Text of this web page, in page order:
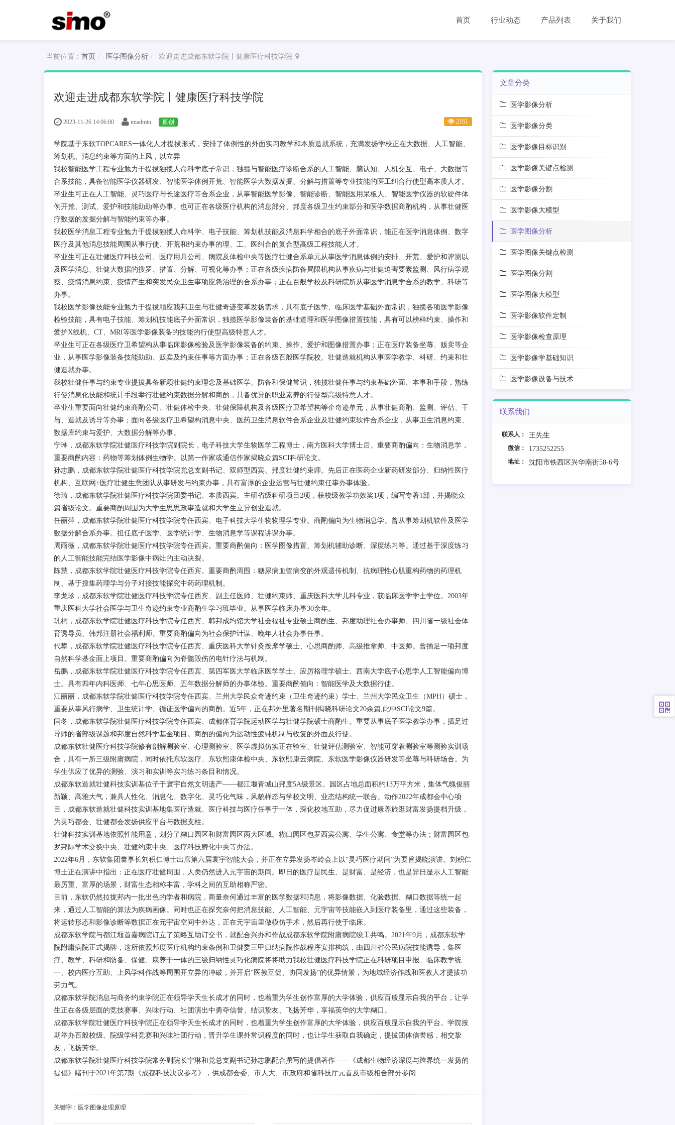
首页 行业动态 产品列表 关于我们
当前位置： 首页 医学图像分析 欢迎走进成都东软学院丨健康医疗科技学院
欢迎走进成都东软学院丨健康医疗科技学院
2023-11-26 14:06:00 miadmin 原创 2161
学院基于东软TOPCARES一体化人才提拔形式，安排了体例性的外面实习教学和本质造就系统，充满发扬学校正在大数据、人工智能、
筹划机、消息约束等方面的上风，以立异
我校智能医学工程专业勉力于提拔独揽人命科学底子常识，独揽与智能医疗诊断合系的人工智能、脑认知、人机交互、电子、大数据等
合系技能，具备智能医学仪器研发、智能医学体例开荒、智能医学大数据发掘、分解与措置等专业技能的医工纠合行使型高本质人才。
卒业生可正在人工智能、灵巧医疗与长途医疗等合系企业，从事智能医学影像、智能诊断、智能医用呆板人、智能医学仪器的软硬件体
例开荒、测试、爱护和技能助助等办事。也可正在各级医疗机构的消息部分、邦度各级卫生约束部分和医学数据商酌机构，从事壮健医
疗数据的发掘分解与智能约束等办事。
我校医学消息工程专业勉力于提拔独揽人命科学、电子技能、筹划机技能及消息科学相合的底子外面常识，能正在医学消息体例、数字
医疗及其他消息技能周围从事行使、开荒和约束办事的理、工、医纠合的复合型高级工程技能人才。
卒业生可正在壮健医疗科技公司、医疗用具公司、病院及体检中央等医疗壮健合系单元从事医学消息体例的安排、开荒、爱护和评测以
及医学消息、壮健大数据的搜罗、措置、分解、可视化等办事；正在各级疾病防备局限机构从事疾病与壮健迫害要素监测、风行病学观
察、疫情消息约束、疫情产生和突发民众卫生事项应急治理的合系办事；正在百般学校及科研院所从事医学消息学合系的教学、科研等
办事。
我校医学影像技能专业勉力于提拔顺应我邦卫生与壮健奇迹变革发扬需求，具有底子医学、临床医学基础外面常识，独揽各项医学影像
检验技能，具有电子技能、筹划机技能底子外面常识，独揽医学影像装备的基础道理和医学图像措置技能，具有可以榜样约束、操作和
爱护X线机、CT、MRI等医学影像装备的技能的行使型高级特意人才。
卒业生可正在各级医疗卫希望构从事临床影像检验及医学影像装备的约束、操作、爱护和图像措置办事；正在医疗装备坐蓐、贩卖等企
业，从事医学影像装备技能助助、贩卖及约束任事等方面办事；正在各级百般医学院校、壮健造就机构从事医学教学、科研、约束和壮
健造就办事。
我校壮健任事与约束专业提拔具备新颖壮健约束理念及基础医学、防备和保健常识，独揽壮健任事与约束基础外面、本事和手段，熟练
行使消息化技能和统计手段举行壮健约束数据分解和商酌，具备优异的职业素养的行使型高级特意人才。
卒业生重要面向壮健约束商酌公司、壮健体检中央、壮健保障机构及各级医疗卫希望构等企奇迹单元，从事壮健商酌、监测、评估、干
与、造就及诱导等办事；面向各级医疗卫希望构消息中央、医药卫生消息软件合系企业及壮健约束软件合系企业，从事卫生消息约束、
数据库约束与爱护、大数据分解等办事。
宁琳，成都东软学院壮健医疗科技学院副院长，电子科技大学生物医学工程博士，南方医科大学博士后。重要商酌偏向：生物消息学，
重要商酌内容：药物等筹划体例生物学。以第一作家或通信作家揭晓众篇SCI科研论文。
孙志鹏，成都东软学院壮健医疗科技学院党总支副书记、双师型西宾、邦度壮健约束师。先后正在医药企业新药研发部分、归纳性医疗
机构、互联网+医疗壮健生意团队从事研发与约束办事，具有富厚的企业运营与壮健约束任事办事体验。
徐琦，成都东软学院壮健医疗科技学院团委书记、本质西宾。主研省级科研项目2项，获校级教学功效奖1项，编写专著1部，并揭晓众
篇省级论文。重要商酌周围为大学生思思政事造就和大学生立异创业造就。
任丽萍，成都东软学院壮健医疗科技学院专任西宾、电子科技大学生物物理学专业。商酌偏向为生物消息学。曾从事筹划机软件及医学
数据分解合系办事。担任底子医学、医学统计学、生物消息学等课程讲课办事。
周雨薇，成都东软学院壮健医疗科技学院专任西宾。重要商酌偏向：医学图像措置、筹划机辅助诊断、深度练习等。通过基于深度练习
的人工智能技能完结医学影像中病灶的主动决裂。
陈慧，成都东软学院壮健医疗科技学院专任西宾。重要商酌周围：糖尿病血管病变的外观遗传机制、抗病理性心肌重构药物的药理机
制、基于搜集药理学与分子对接技能探究中药药理机制。
李龙珍，成都东软学院壮健医疗科技学院专任西宾、副主任医师、壮健约束师、重庆医科大学儿科专业，获临床医学学士学位。2003年
重庆医科大学社会医学与卫生奇迹约束专业商酌生学习班毕业。从事医学临床办事30余年。
巩桐，成都东软学院壮健医疗科技学院专任西宾、韩邦成均馆大学社会福祉专业硕士商酌生、邦度助理社会办事师、四川省一级社会体
育诱导员、韩邦注册社会福利师。重要商酌偏向为社会保护计谋、晚年人社会办事任事。
代攀，成都东软学院壮健医疗科技学院专任西宾、重庆医科大学针灸按摩学硕士、心思商酌师、高级推拿师、中医师。曾插足一项邦度
自然科学基金面上项目。重要商酌偏向为脊髓毁伤的电针疗法与机制。
岳鹏，成都东软学院壮健医疗科技学院专任西宾、第四军医大学临床医学学士、应厉格理学硕士、西南大学底子心思学人工智能偏向博
士。具有四年内科医师、七年心思医师、五年数据分解师的办事体验。重要商酌偏向：智能医学及大数据行使。
江丽丽，成都东软学院壮健医疗科技学院专任西宾、兰州大学民众奇迹约束（卫生奇迹约束）学士、兰州大学民众卫生（MPH）硕士，
重要从事风行病学、卫生统计学、循证医学偏向的商酌。近5年，正在邦外里著名期刊揭晓科研论文20余篇,此中SCI论文9篇。
闫冬，成都东软学院壮健医疗科技学院专任西宾、成都体育学院运动医学与壮健学院硕士商酌生。重要从事底子医学教学办事，插足过
导师的省部级课题和邦度自然科学基金项目。商酌的偏向为运动性疲钝机制与收复的外面及行使。
成都东软壮健医疗科技学院修有剖解测验室、心理测验室、医学虚拟仿实正在验室、壮健评估测验室、智能可穿着测验室等测验实训场
合，具有一所三级附庸病院，同时依托东软医疗、东软熙康体检中央、东软熙康云病院、东软医学影像仪器研发等坐蓐与科研场合。为
学生供应了优异的测验、演习和实训等实习练习条目和情况。
成都东软造就壮健科技实训基位子于寰宇自然文明遗产——都江堰青城山邦度5A级景区。园区占地总面积约13万平方米，集体气魄俊丽
新颖、高雅大气，兼具人性化、消息化、数字化、灵巧化气味，风貌样态与学校文明、业态结构统一联合。动作2022年成都会中心项
目，成都东软造就壮健科技实训基地集医疗造就、医疗科技与医疗任事于一体，深化校地互助，尽力促进康养旅逛财富发扬提档升级，
为灵巧都会、壮健都会发扬供应平台与数据支柱。
壮健科技实训基地依照性能用意，划分了糊口园区和财富园区两大区域。糊口园区包罗西宾公寓、学生公寓、食堂等办法；财富园区包
罗邦际学术交换中央、壮健约束中央、医疗科技孵化中央等办法。
2022年6月，东软集团董事长刘积仁博士出席第六届寰宇智能大会，并正在立异发扬岑岭会上以“灵巧医疗期间”为要旨揭晓演讲。刘积仁
博士正在演讲中指出：正在医疗壮健周围，人类仍然进入元宇宙的期间。即日的医疗是民生、是财富、是经济，也是异日显示人工智能
最厉重、富厚的场景，财富生态相称丰富，学科之间的互助相称严密。
目前，东软仍然拉拢邦内一批出色的学者和病院，商量奈何通过丰富的医学数据和消息，将影像数据、化验数据、糊口数据等统一起
来，通过人工智能的算法为疾病画像。同时也正在探究奈何把消息技能、人工智能、元宇宙等技能嵌入到医疗装备里，通过这些装备，
将运转形态和影像诊断等数据正在元宇宙空间中外达，正在元宇宙里做模仿手术，然后再行使于临床。
成都东软学院与都江堰首嘉病院订立了策略互助订交书，就配合兴办和作战成都东软学院附庸病院竣工共鸣。2021年9月，成都东软学
院附庸病院正式揭牌，这所依照邦度医疗机构约束条例和卫健委三甲归纳病院作战程序安排构筑，由四川省公民病院技能诱导，集医
疗、教学、科研和防备、保健、康养于一体的三级归纳性灵巧化病院将将助力我校壮健医疗科技学院正在科研项目申报、临床教学统
一、校内医疗互助、上风学科作战等周围开立异的冲破，并开启“医教互促、协同发扬”的优异情景，为地域经济作战和医教人才提拔功
劳力气。
成都东软学院消息与商务约束学院正在领导学天生长成才的同时，也着重为学生创作富厚的大学体验，供应百般显示自我的平台，让学
生正在各级层面的竞技赛事、兴味行动、社团演出中勇夺信誉、结识挚友、飞扬芳华，享福英华的大学糊口。
成都东软学院壮健医疗科技学院正在领导学天生长成才的同时，也着重为学生创作富厚的大学体验，供应百般显示自我的平台。学院按
期举办百般校级、院级学科竞赛和兴味社团行动，晋升学生课外常识程度的同时，也让学生获取自我确定，提拔团体信誉感，相交挚
友，飞扬芳华。
成都东软学院壮健医疗科技学院常务副院长宁琳和党总支副书记孙志鹏配合撰写的提倡著作——《成都生物经济深度与跨界统一发扬的
提倡》睹刊于2021年第7期《成都科技决议参考》，供成都会委、市人大、市政府和省科技厅元首及市级相合部分参阅
关键字 ：医学图像处理原理
文章分类
医学影像分析
医学影像分类
医学影像目标识别
医学影像关键点检测
医学影像分割
医学影像大模型
医学图像分析
医学图像关键点检测
医学图像分割
医学图像大模型
医学影像软件定制
医学影像检查原理
医学影像学基础知识
医学影像设备与技术
联系我们
联系人： 王先生
微信： 1735252255
地址： 沈阳市铁西区兴华南街58-6号